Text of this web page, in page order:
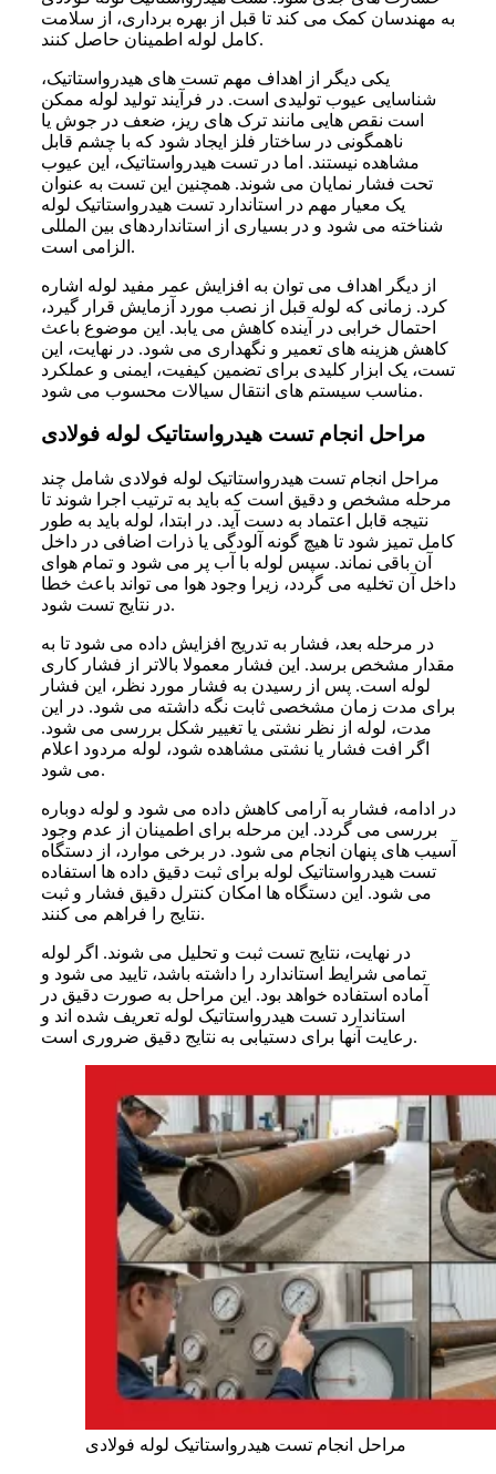
به مهندسان کمک می کند تا قبل از بهره برداری، از سلامت
کامل لوله اطمینان حاصل کنند.
یکی دیگر از اهداف مهم تست های هیدرواستاتیک،
شناسایی عیوب تولیدی است. در فرآیند تولید لوله ممکن
است نقص هایی مانند ترک های ریز، ضعف در جوش یا
ناهمگونی در ساختار فلز ایجاد شود که با چشم قابل
مشاهده نیستند. اما در تست هیدرواستاتیک، این عیوب
تحت فشار نمایان می شوند. همچنین این تست به عنوان
یک معیار مهم در استاندارد تست هیدرواستاتیک لوله
شناخته می شود و در بسیاری از استانداردهای بین المللی
الزامی است.
از دیگر اهداف می توان به افزایش عمر مفید لوله اشاره
کرد. زمانی که لوله قبل از نصب مورد آزمایش قرار گیرد،
احتمال خرابی در آینده کاهش می یابد. این موضوع باعث
کاهش هزینه های تعمیر و نگهداری می شود. در نهایت، این
تست، یک ابزار کلیدی برای تضمین کیفیت، ایمنی و عملکرد
مناسب سیستم های انتقال سیالات محسوب می شود.
مراحل انجام تست هیدرواستاتیک لوله فولادی
مراحل انجام تست هیدرواستاتیک لوله فولادی شامل چند
مرحله مشخص و دقیق است که باید به ترتیب اجرا شوند تا
نتیجه قابل اعتماد به دست آید. در ابتدا، لوله باید به طور
کامل تمیز شود تا هیچ گونه آلودگی یا ذرات اضافی در داخل
آن باقی نماند. سپس لوله با آب پر می شود و تمام هوای
داخل آن تخلیه می گردد، زیرا وجود هوا می تواند باعث خطا
در نتایج تست شود.
در مرحله بعد، فشار به تدریج افزایش داده می شود تا به
مقدار مشخص برسد. این فشار معمولا بالاتر از فشار کاری
لوله است. پس از رسیدن به فشار مورد نظر، این فشار
برای مدت زمان مشخصی ثابت نگه داشته می شود. در این
مدت، لوله از نظر نشتی یا تغییر شکل بررسی می شود.
اگر افت فشار یا نشتی مشاهده شود، لوله مردود اعلام
می شود.
در ادامه، فشار به آرامی کاهش داده می شود و لوله دوباره
بررسی می گردد. این مرحله برای اطمینان از عدم وجود
آسیب های پنهان انجام می شود. در برخی موارد، از دستگاه
تست هیدرواستاتیک لوله برای ثبت دقیق داده ها استفاده
می شود. این دستگاه ها امکان کنترل دقیق فشار و ثبت
نتایج را فراهم می کنند.
در نهایت، نتایج تست ثبت و تحلیل می شوند. اگر لوله
تمامی شرایط استاندارد را داشته باشد، تایید می شود و
آماده استفاده خواهد بود. این مراحل به صورت دقیق در
استاندارد تست هیدرواستاتیک لوله تعریف شده اند و
رعایت آنها برای دستیابی به نتایج دقیق ضروری است.
مراحل انجام تست هیدرواستاتیک لوله فولادی